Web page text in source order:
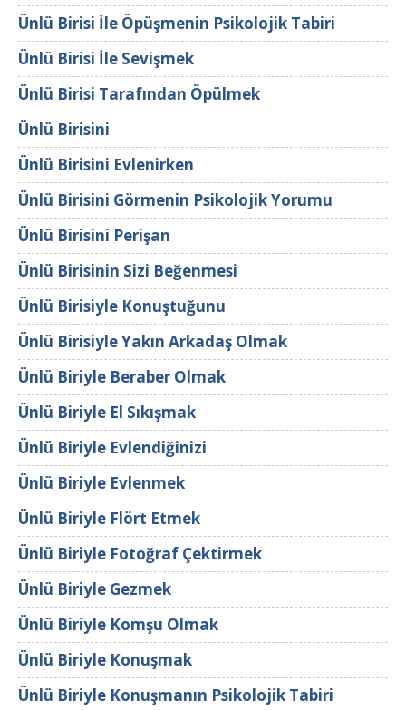
Ünlü Birisi İle Öpüşmenin Psikolojik Tabiri
Ünlü Birisi İle Sevişmek
Ünlü Birisi Tarafından Öpülmek
Ünlü Birisini
Ünlü Birisini Evlenirken
Ünlü Birisini Görmenin Psikolojik Yorumu
Ünlü Birisini Perişan
Ünlü Birisinin Sizi Beğenmesi
Ünlü Birisiyle Konuştuğunu
Ünlü Birisiyle Yakın Arkadaş Olmak
Ünlü Biriyle Beraber Olmak
Ünlü Biriyle El Sıkışmak
Ünlü Biriyle Evlendiğinizi
Ünlü Biriyle Evlenmek
Ünlü Biriyle Flört Etmek
Ünlü Biriyle Fotoğraf Çektirmek
Ünlü Biriyle Gezmek
Ünlü Biriyle Komşu Olmak
Ünlü Biriyle Konuşmak
Ünlü Biriyle Konuşmanın Psikolojik Tabiri